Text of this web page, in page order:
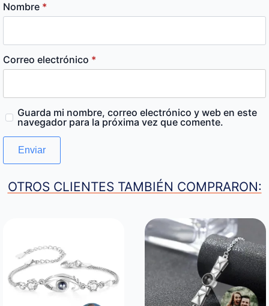
Nombre *
Correo electrónico *
Guarda mi nombre, correo electrónico y web en este
navegador para la próxima vez que comente.
OTROS CLIENTES TAMBIÉN COMPRARON: